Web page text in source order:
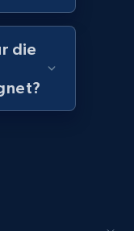
Initial
count, and
anfangen
Initial
die